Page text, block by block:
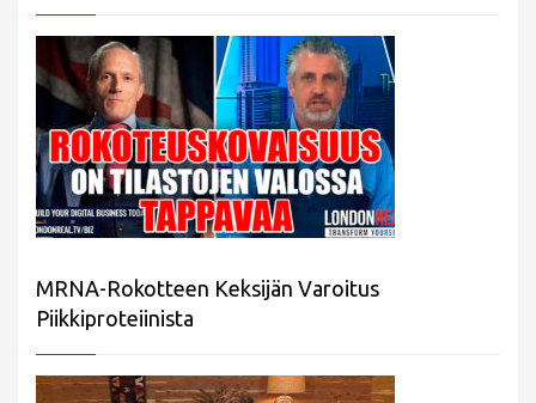
MRNA-Rokotteen Keksijän Varoitus
Piikkiproteiinista